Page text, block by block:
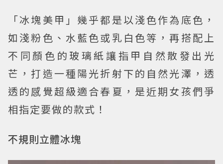
「冰塊美甲」幾乎都是以淺色作為底色，
如淺粉色、水藍色或乳白色等，再搭配上
不同顏色的玻璃紙讓指甲自然散發出光
芒，打造一種陽光折射下的自然光澤，透
透的感覺超級適合春夏，是近期女孩們爭
相指定要做的款式！
不規則立體冰塊